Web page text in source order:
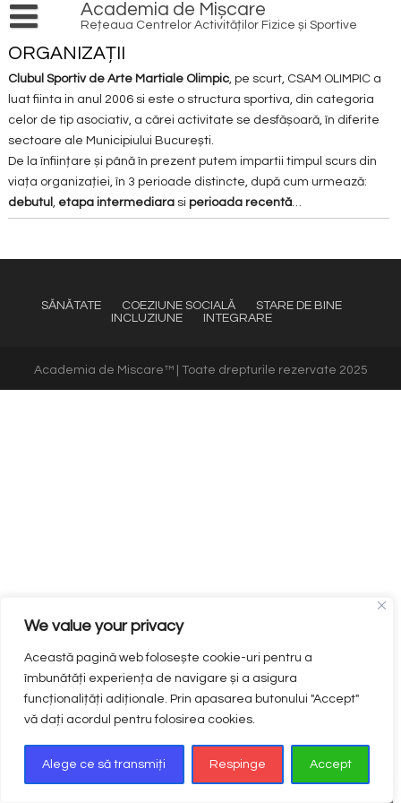
We value your privacy
Această pagină web folosește cookie-uri pentru a
îmbunătăți experiența de navigare și a asigura
funcționalițăți adiționale. Prin apasarea butonului "Accept"
vă dați acordul pentru folosirea cookies.
Alege ce să transmiți Respinge Accept
Skip
to
content
Academia de Mișcare
Rețeaua Centrelor Activităților Fizice și Sportive
PRODUSE ȘI SERVICII
Cursuri și ateliere
AGENDĂ
LOCAL HERO
NATURĂ
ACȚIUNI
REDESCOPERĂ OINA
PRACTICĂ ÎN AER LIBER
RESURSE
VOLUNTARIAT
BIBLIOTECĂ
MULTISPORT
TINERET
PROIECTE
ORGANIZAȚII
Clubul Sportiv de Arte Martiale Olimpic, pe scurt, CSAM OLIMPIC a
luat fiinta in anul 2006 si este o structura sportiva, din categoria
celor de tip asociativ, a cărei activitate se desfășoară, în diferite
sectoare ale Municipiului București.
De la înființare și până în prezent putem impartii timpul scurs din
viața organizației, în 3 perioade distincte, după cum urmează:
debutul , etapa intermediarasi perioada recentă…
SĂNĂTATE COEZIUNE SOCIALĂ
STARE DE BINE
INCLUZIUNE
INTEGRARE
Academia de Miscare™ | Toate drepturile rezervate 2025